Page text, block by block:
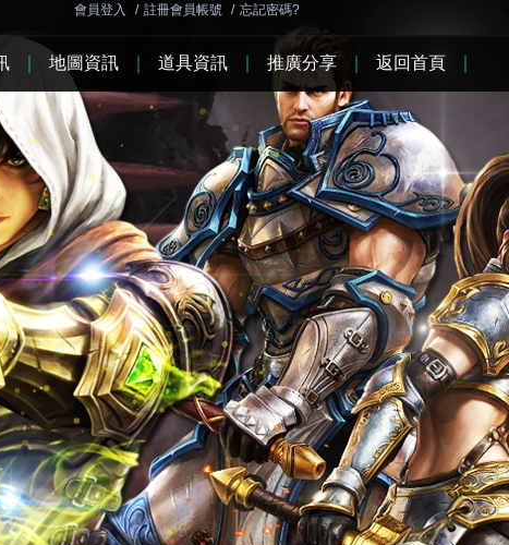
會員登入 / 註冊會員帳號 / 忘記密碼?